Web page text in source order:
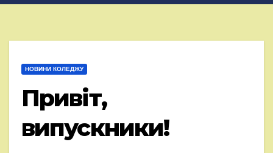
НОВИНИ КОЛЕДЖУ
Привіт,
випускники!